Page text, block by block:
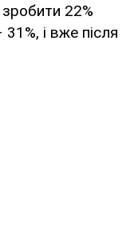
22%
і вже після